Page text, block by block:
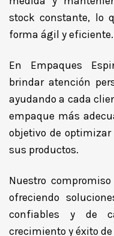
stock constante, lo
forma ágil y eficiente.
En Empaques
brindar atención
ayudando a cada
empaque más
objetivo de optimizar
sus productos.
Nuestro
ofreciendo
confiables y de
crecimiento y éxito